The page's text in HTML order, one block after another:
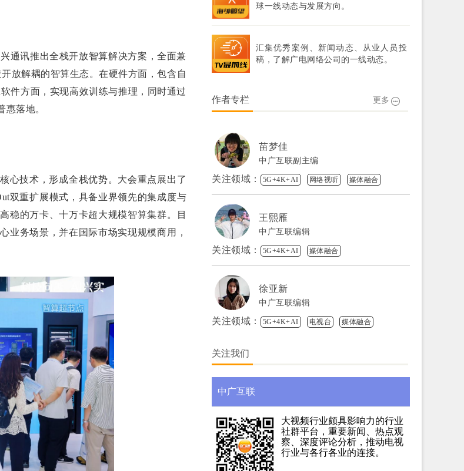
讯推出全栈开放智算解决方案，全面兼
放解耦的智算生态。在硬件方面，包含自
件方面，实现高效训练与推理，同时通过
落地。
技术，形成全栈优势。大会重点展出了
双重扩展模式，具备业界领先的集成度与
稳的万卡、十万卡超大规模智算集群。目
业务场景，并在国际市场实现规模商用，
球一线动态与发展方向。
汇集优秀案例、新闻动态、从业人员投
稿，了解广电网络公司的一线动态。
作者专栏 更多
苗梦佳
中广互联副主编
关注领域： 5G+4K+AI 网络视听 媒体融合
王熙雁
中广互联编辑
关注领域： 5G+4K+AI 媒体融合
徐亚新
中广互联编辑
关注领域： 5G+4K+AI 电视台 媒体融合
关注我们
中广互联
大视频行业颇具影响力的行业
社群平台，重要新闻、热点观
察、深度评论分析，推动电视
行业与各行各业的连接。